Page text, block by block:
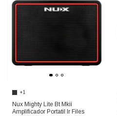
+1
Nux Mighty Lite Bt Mkii
Amplificador Portatil Ir Files